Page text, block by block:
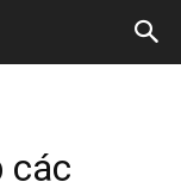
các